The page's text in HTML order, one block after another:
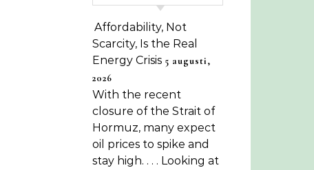
Affordability, Not
Scarcity, Is the Real
Energy Crisis 5 augusti,
2026
With the recent
closure of the Strait of
Hormuz, many expect
oil prices to spike and
stay high. . . . Looking at